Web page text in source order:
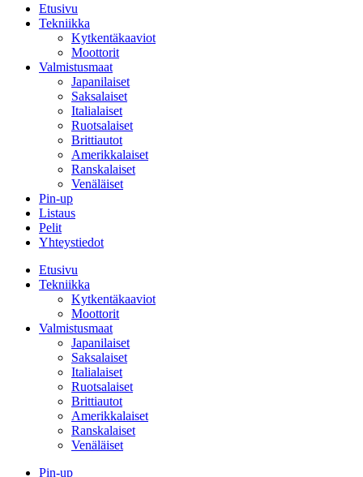
Etusivu
Tekniikka
Kytkentäkaaviot
Moottorit
Valmistusmaat
Japanilaiset
Saksalaiset
Italialaiset
Ruotsalaiset
Brittiautot
Amerikkalaiset
Ranskalaiset
Venäläiset
Pin-up
Listaus
Pelit
Yhteystiedot
Etusivu
Tekniikka
Kytkentäkaaviot
Moottorit
Valmistusmaat
Japanilaiset
Saksalaiset
Italialaiset
Ruotsalaiset
Brittiautot
Amerikkalaiset
Ranskalaiset
Venäläiset
Pin-up